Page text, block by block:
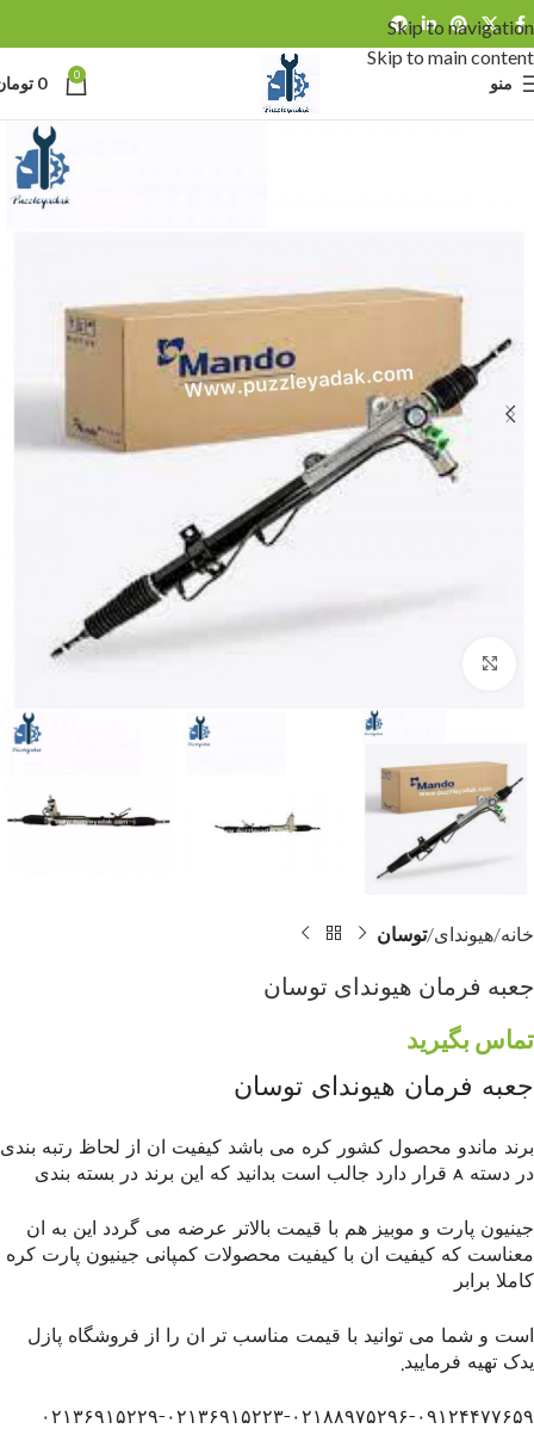
Skip to navigation
Skip to main content
منو 0
0
خانه هیوندای توسان
جعبه فرمان هیوندای توسان
تماس بگیرید
جعبه فرمان هیوندای توسان
برند ماندو محصول کشور کره می باشد کیفیت ان از لحاظ رتبه بندی
در دسته A قرار دارد جالب است بدانید که این برند در بسته بندی
جینیون پارت و موبیز هم با قیمت بالاتر عرضه می گردد این به ان
معناست که کیفیت ان با کیفیت محصولات کمپانی جینیون پارت کره
کاملا برابر
است و شما می توانید با قیمت مناسب تر ان را از فروشگاه پازل
یدک تهیه فرمایید.
۰۲۱۳۶۹۱۵۲۲۹-۰۲۱۳۶۹۱۵۲۲۳-۰۲۱۸۸۹۷۵۲۹۶-۰۹۱۲۴۴۷۷۶۵۹